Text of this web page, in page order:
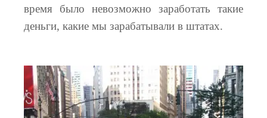
время было невозможно заработать такие
деньги, какие мы зарабатывали в штатах.